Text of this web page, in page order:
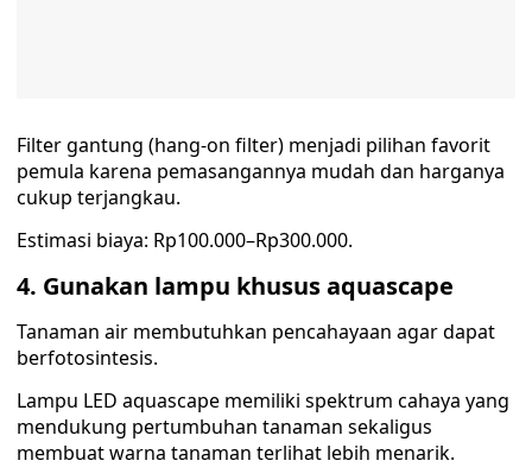
Filter gantung (hang-on filter) menjadi pilihan favorit
pemula karena pemasangannya mudah dan harganya
cukup terjangkau.
Estimasi biaya: Rp100.000–Rp300.000.
4. Gunakan lampu khusus aquascape
Tanaman air membutuhkan pencahayaan agar dapat
berfotosintesis.
Lampu LED aquascape memiliki spektrum cahaya yang
mendukung pertumbuhan tanaman sekaligus
membuat warna tanaman terlihat lebih menarik.